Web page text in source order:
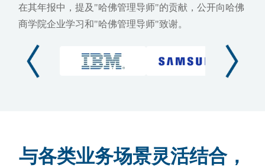
在其年报中，提及"哈佛管理导师"的贡献，公开向哈佛
商学院企业学习和"哈佛管理导师"致谢。
与各类业务场景灵活结合，